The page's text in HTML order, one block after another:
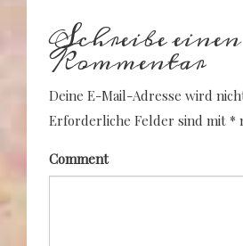
Schreibe einen
Kommentar
Deine E-Mail-Adresse wird
Erforderliche Felder sind mit *
Comment